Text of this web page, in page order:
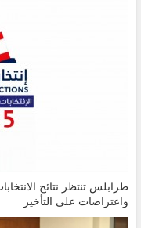
طرابلس تنتظر نتائج
واعتراضات على التأخير